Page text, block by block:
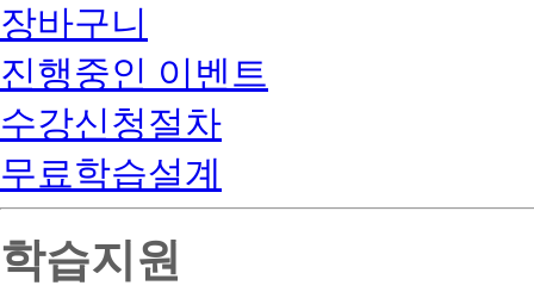
장바구니
진행중인 이벤트
수강신청절차
무료학습설계
학습지원